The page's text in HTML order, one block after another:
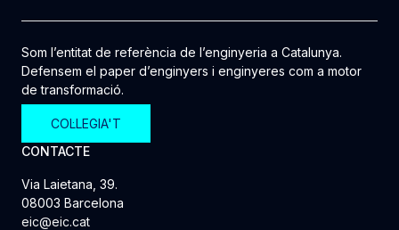
Som l’entitat de referència de l’enginyeria a Catalunya.
Defensem el paper d’enginyers i enginyeres com a motor
de transformació.
COL·LEGIA'T
CONTACTE
Via Laietana, 39.
08003 Barcelona
eic@eic.cat